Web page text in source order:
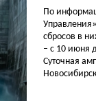
По
сбросов в
– с 10 июня
Суточная